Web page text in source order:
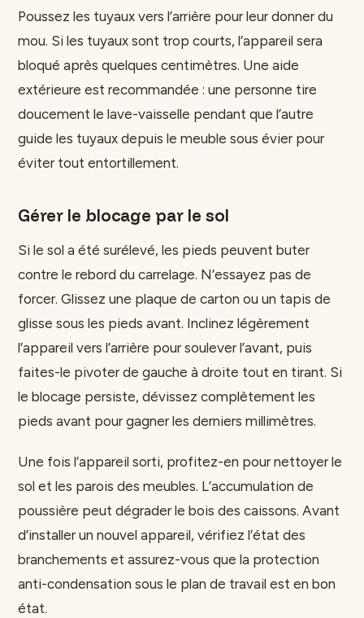
Poussez les tuyaux vers l’arrière pour leur donner du
mou. Si les tuyaux sont trop courts, l’appareil sera
bloqué après quelques centimètres. Une aide
extérieure est recommandée : une personne tire
doucement le lave-vaisselle pendant que l’autre
guide les tuyaux depuis le meuble sous évier pour
éviter tout entortillement.
Gérer le blocage par le sol
Si le sol a été surélevé, les pieds peuvent buter
contre le rebord du carrelage. N’essayez pas de
forcer. Glissez une plaque de carton ou un tapis de
glisse sous les pieds avant. Inclinez légèrement
l’appareil vers l’arrière pour soulever l’avant, puis
faites-le pivoter de gauche à droite tout en tirant. Si
le blocage persiste, dévissez complètement les
pieds avant pour gagner les derniers millimètres.
Une fois l’appareil sorti, profitez-en pour nettoyer le
sol et les parois des meubles. L’accumulation de
poussière peut dégrader le bois des caissons. Avant
d’installer un nouvel appareil, vérifiez l’état des
branchements et assurez-vous que la protection
anti-condensation sous le plan de travail est en bon
état.